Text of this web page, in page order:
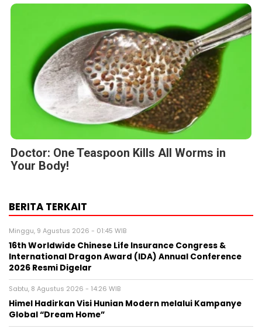
Doctor: One Teaspoon Kills All Worms in
Your Body!
BERITA TERKAIT
Minggu, 9 Agustus 2026 - 01:45 WIB
16th Worldwide Chinese Life Insurance Congress &
International Dragon Award (IDA) Annual Conference
2026 Resmi Digelar
Sabtu, 8 Agustus 2026 - 14:26 WIB
Himel Hadirkan Visi Hunian Modern melalui Kampanye
Global “Dream Home”